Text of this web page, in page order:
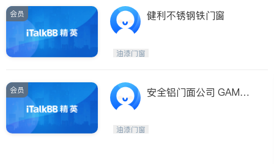
会员 健利不锈钢铁门窗
油漆门窗
会员
安全铝门面公司 GAMCO
油漆门窗